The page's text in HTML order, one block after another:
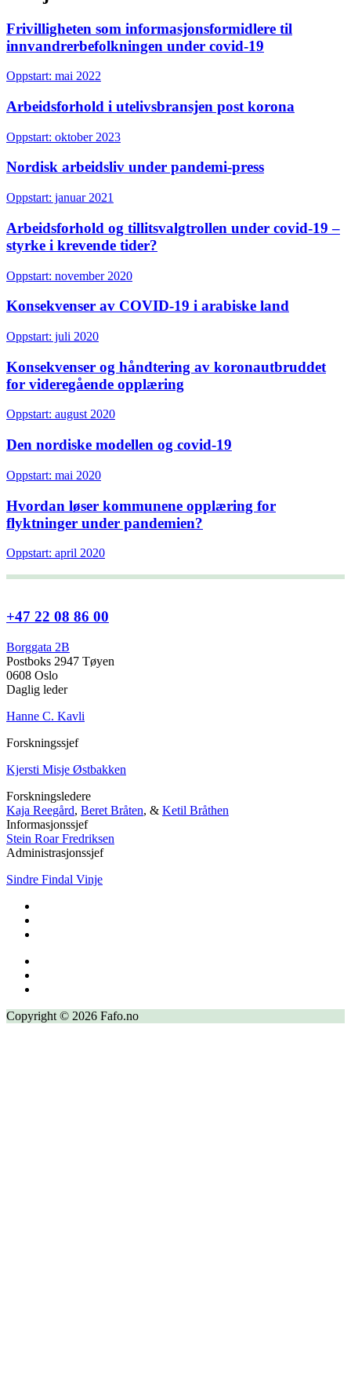
Frivilligheten som informasjonsformidlere til
innvandrerbefolkningen under covid-19
Oppstart: mai 2022
Arbeidsforhold i utelivsbransjen post korona
Oppstart: oktober 2023
Nordisk arbeidsliv under pandemi-press
Oppstart: januar 2021
Arbeidsforhold og tillitsvalgtrollen under covid-19 –
styrke i krevende tider?
Oppstart: november 2020
Konsekvenser av COVID-19 i arabiske land
Oppstart: juli 2020
Konsekvenser og håndtering av koronautbruddet
for videregående opplæring
Oppstart: august 2020
Den nordiske modellen og covid-19
Oppstart: mai 2020
Hvordan løser kommunene opplæring for
flyktninger under pandemien?
Oppstart: april 2020
+47 22 08 86 00
Borggata 2B
Postboks 2947 Tøyen
0608 Oslo
Daglig leder
Hanne C. Kavli
Forskningssjef
Kjersti Misje Østbakken
Forskningsledere
Kaja Reegård, Beret Bråten, & Ketil Bråthen
Informasjonssjef
Stein Roar Fredriksen
Administrasjonssjef
Sindre Findal Vinje
Copyright © 2026 Fafo.no